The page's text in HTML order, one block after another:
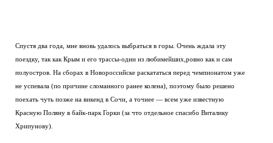
Спустя два года, мне вновь удалось выбраться в горы. Очень ждала эту
поездку, так как Крым и его трассы-одни из любимейших,ровно как и сам
полуостров. На сборах в Новороссийске раскататься перед чемпионатом уже
не успевала (по причине сломанного ранее колена), поэтому было решено
поехать чуть позже на викенд в Сочи, а точнее — всем уже известную
Красную Поляну в байк-парк Горки (за что отдельное спасибо Виталику
Хрипунову).